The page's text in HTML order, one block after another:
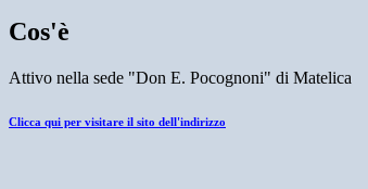
Cos'è
Attivo nella sede "Don E. Pocognoni" di Matelica
Clicca qui per visitare il sito dell'indirizzo